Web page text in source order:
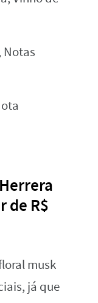
Notas
de R$
musk
já que